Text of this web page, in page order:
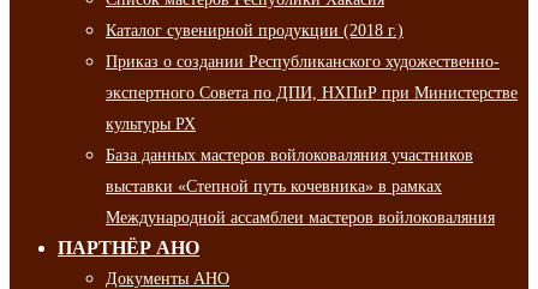
Каталог сувенирной продукции (2018 г.)
Приказ о создании Республиканского художественно-
экспертного Совета по ДПИ, НХПиР при Министерстве
культуры РХ
База данных мастеров войлоковаляния участников
выставки «Степной путь кочевника» в рамках
Международной ассамблеи мастеров войлоковаляния
ПАРТНЁР АНО
Документы АНО